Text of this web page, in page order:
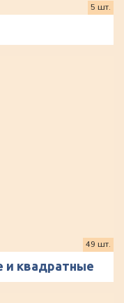
5 шт.
и квадратные
49 шт.